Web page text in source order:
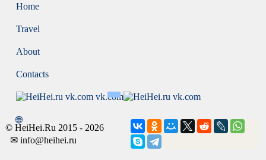
Home
Travel
About
Contacts
vk.com
🌐
© HeiHei.Ru 2015 - 2026
✉ info@heihei.ru